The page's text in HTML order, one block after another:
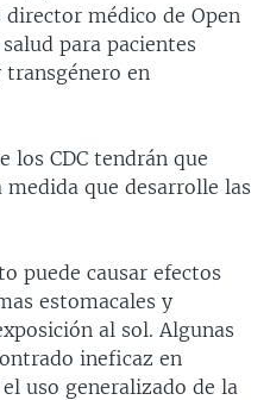
médico de Open
para pacientes
transgénero en
los CDC tendrán que
medida que desarrolle las
puede causar efectos
estomacales y
al sol. Algunas
ineficaz en
uso generalizado de la